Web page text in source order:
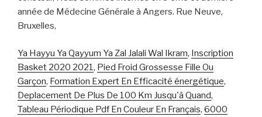
Ya Hayyu Ya Qayyum Ya Zal Jalali Wal Ikram, Inscription
Basket 2020 2021, Pied Froid Grossesse Fille Ou
Garçon, Formation Expert En Efficacité énergétique,
Deplacement De Plus De 100 Km Jusqu'à Quand,
Tableau Périodique Pdf En Couleur En Français, 6000